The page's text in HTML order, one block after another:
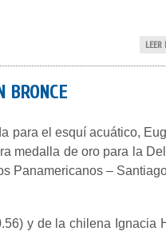
LEER
BRONCE
para el esquí acuático,
medalla de oro para la
Panamericanos –
y de la chilena Ignacia